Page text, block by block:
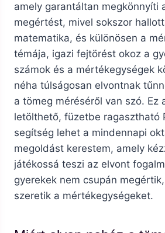
amely garantáltan megkönnyíti
megértést, mivel sokszor
matematika, és különösen a
témája, igazi fejtörést okoz a
számok és a mértékegységek
néha túlságosan elvontnak
a tömeg méréséről van szó. Ez
letölthető, füzetbe ragasztható
segítség lehet a mindennapi
megoldást kerestem, amely
játékossá teszi az elvont
gyerekek nem csupán
szeretik a mértékegységeket.